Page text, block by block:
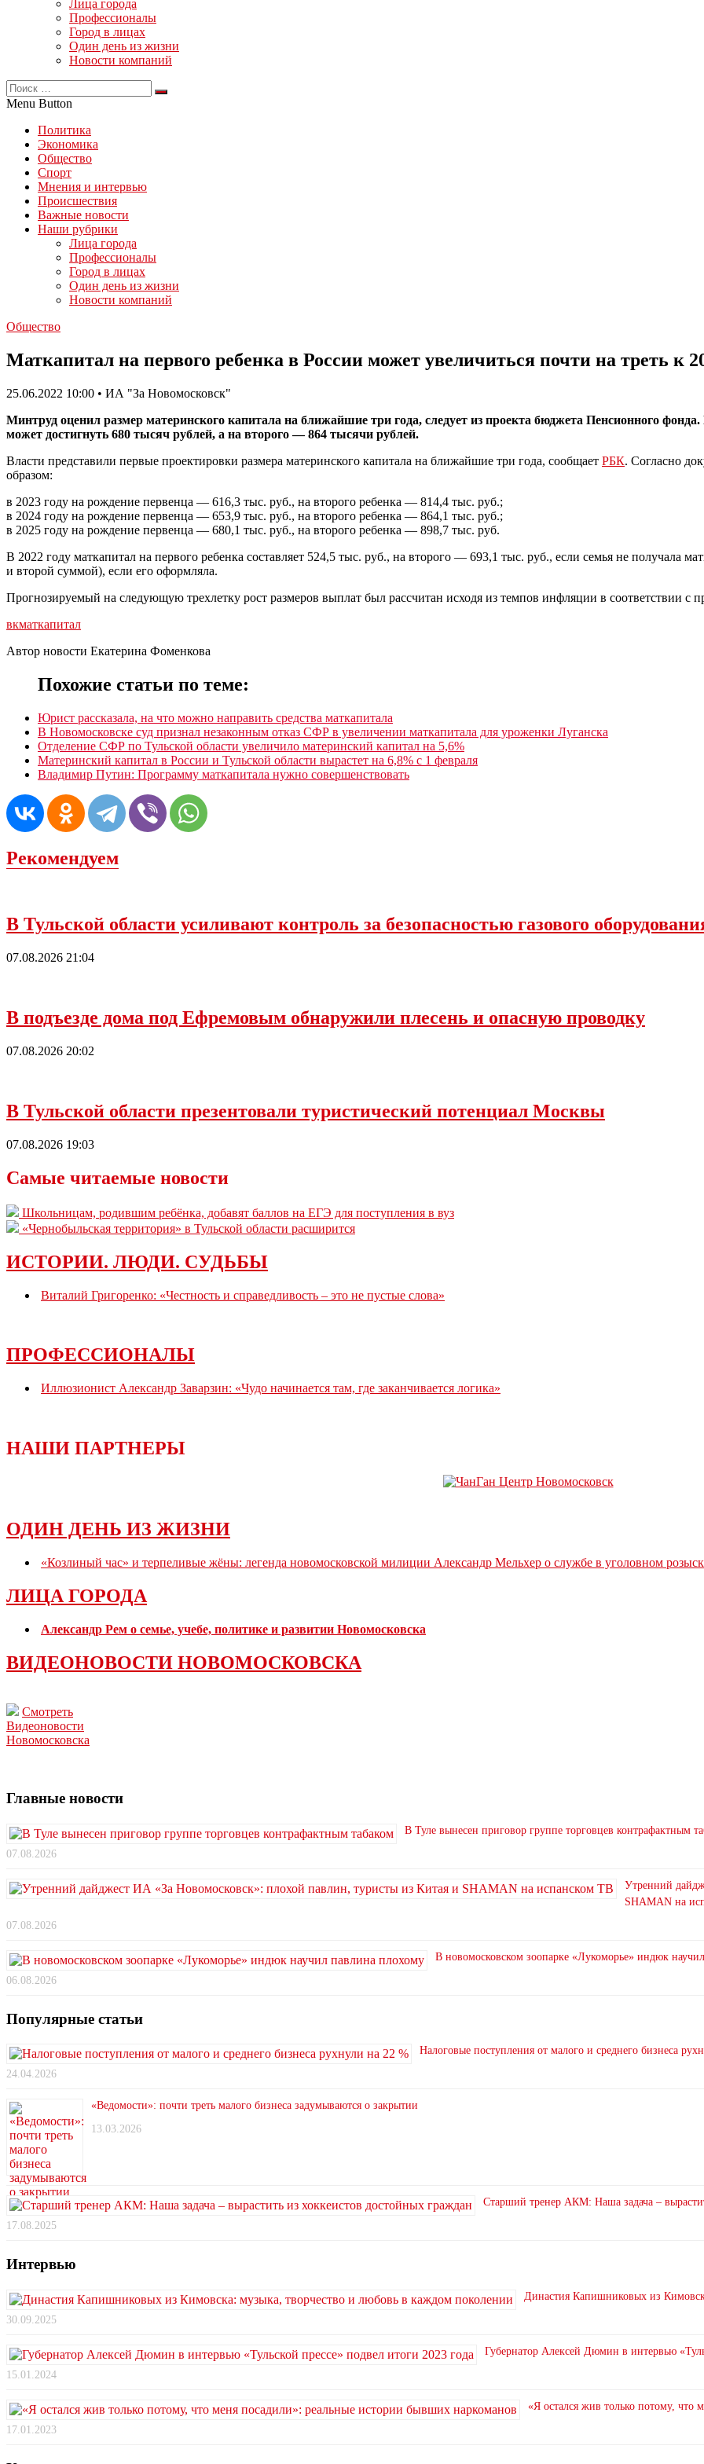
Лица города
Профессионалы
Город в лицах
Один день из жизни
Новости компаний
Menu Button
Политика
Экономика
Общество
Спорт
Мнения и интервью
Происшествия
Важные новости
Наши рубрики
Лица города
Профессионалы
Город в лицах
Один день из жизни
Новости компаний
Общество
Маткапитал на первого ребенка в России может увеличиться почти на треть к
25.06.2022 10:00 • ИА "За Новомосковск"
Минтруд оценил размер материнского капитала на ближайшие три года, следует из проекта бюджета Пенсионного
может достигнуть 680 тысяч рублей, а на второго — 864 тысячи рублей.
Власти представили первые проектировки размера материнского капитала на ближайшие три года, сообщает РБК. Согласно
образом:
в 2023 году на рождение первенца — 616,3 тыс. руб., на второго ребенка — 814,4 тыс. руб.;
в 2024 году на рождение первенца — 653,9 тыс. руб., на второго ребенка — 864,1 тыс. руб.;
в 2025 году на рождение первенца — 680,1 тыс. руб., на второго ребенка — 898,7 тыс. руб.
В 2022 году маткапитал на первого ребенка составляет 524,5 тыс. руб., на второго — 693,1 тыс. руб., если семья не получала
и второй суммой), если его оформляла.
Прогнозируемый на следующую трехлетку рост размеров выплат был рассчитан исходя из темпов инфляции в соответствии с
вкматкапитал
Автор новости Екатерина Фоменкова
Похожие статьи по теме:
Юрист рассказала, на что можно направить средства маткапитала
В Новомосковске суд признал незаконным отказ СФР в увеличении маткапитала для уроженки Луганска
Отделение СФР по Тульской области увеличило материнский капитал на 5,6%
Материнский капитал в России и Тульской области вырастет на 6,8% с 1 февраля
Владимир Путин: Программу маткапитала нужно совершенствовать
Рекомендуем
В Тульской области усиливают контроль за безопасностью газового
07.08.2026 21:04
В подъезде дома под Ефремовым обнаружили плесень и опасную проводку
07.08.2026 20:02
В Тульской области презентовали туристический потенциал Москвы
07.08.2026 19:03
Самые читаемые новости
Школьницам, родившим ребёнка, добавят баллов на ЕГЭ для поступления в вуз
«Чернобыльская территория» в Тульской области расширится
ИСТОРИИ. ЛЮДИ. СУДЬБЫ
Виталий Григоренко: «Честность и справедливость – это не пустые слова»
ПРОФЕССИОНАЛЫ
Иллюзионист Александр Заварзин: «Чудо начинается там, где заканчивается логика»
НАШИ ПАРТНЕРЫ
ОДИН ДЕНЬ ИЗ ЖИЗНИ
«Козлиный час» и терпеливые жёны: легенда новомосковской милиции Александр Мельхер о службе в уголовном
ЛИЦА ГОРОДА
Александр Рем о семье, учебе, политике и развитии Новомосковска
ВИДЕОНОВОСТИ НОВОМОСКОВСКА
Смотреть
Видеоновости
Новомосковска
Главные новости
В Туле вынесен приговор группе торговцев контрафактным
07.08.2026
Утренний
SHAMAN на
07.08.2026
В новомосковском зоопарке «Лукоморье» индюк
06.08.2026
Популярные статьи
Налоговые поступления от малого и среднего бизнеса
24.04.2026
«Ведомости»: почти треть малого бизнеса задумываются о закрытии
13.03.2026
Старший тренер АКМ: Наша задача –
17.08.2025
Интервью
Династия Капишниковых из
30.09.2025
Губернатор Алексей Дюмин в интервью
15.01.2024
«Я остался жив только потому, что
17.01.2023